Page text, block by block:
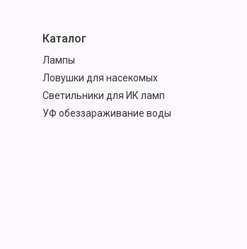
Каталог
Лампы
Ловушки для насекомых
Светильники для ИК ламп
УФ обеззараживание воды